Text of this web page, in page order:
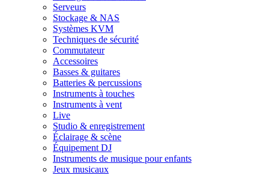
Serveurs
Stockage & NAS
Systèmes KVM
Techniques de sécurité
Commutateur
Accessoires
Basses & guitares
Batteries & percussions
Instruments à touches
Instruments à vent
Live
Studio & enregistrement
Éclairage & scène
Équipement DJ
Instruments de musique pour enfants
Jeux musicaux